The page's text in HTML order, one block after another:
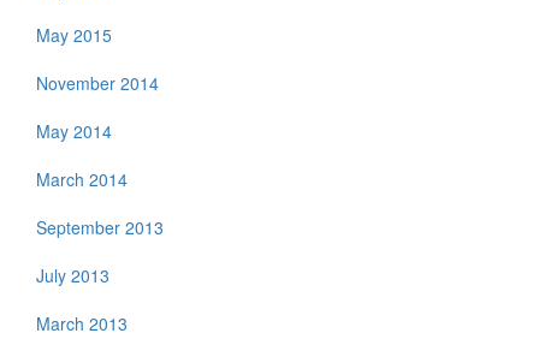
May 2015
November 2014
May 2014
March 2014
September 2013
July 2013
March 2013